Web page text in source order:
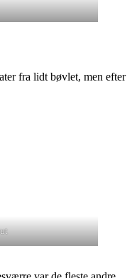
fra lidt bøvlet, men efter